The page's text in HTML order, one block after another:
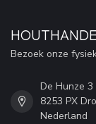
Bezoek onze
De Hunze 3
8253 PX
Nederland